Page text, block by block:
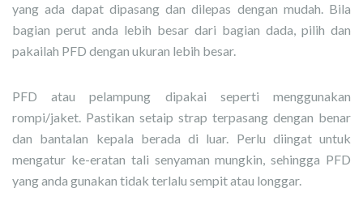
yang ada dapat dipasang dan dilepas dengan mudah. Bila
bagian perut anda lebih besar dari bagian dada, pilih dan
pakailah PFD dengan ukuran lebih besar.
PFD atau pelampung dipakai seperti menggunakan
rompi/jaket. Pastikan setaip strap terpasang dengan benar
dan bantalan kepala berada di luar. Perlu diingat untuk
mengatur ke-eratan tali senyaman mungkin, sehingga PFD
yang anda gunakan tidak terlalu sempit atau longgar.